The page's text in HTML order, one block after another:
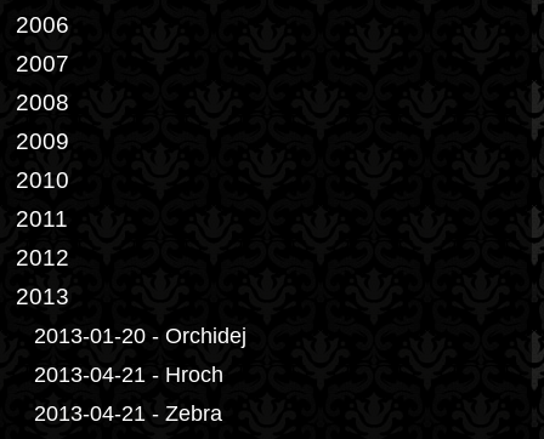
2006
2007
2008
2009
2010
2011
2012
2013
2013-01-20 - Orchidej
2013-04-21 - Hroch
2013-04-21 - Zebra